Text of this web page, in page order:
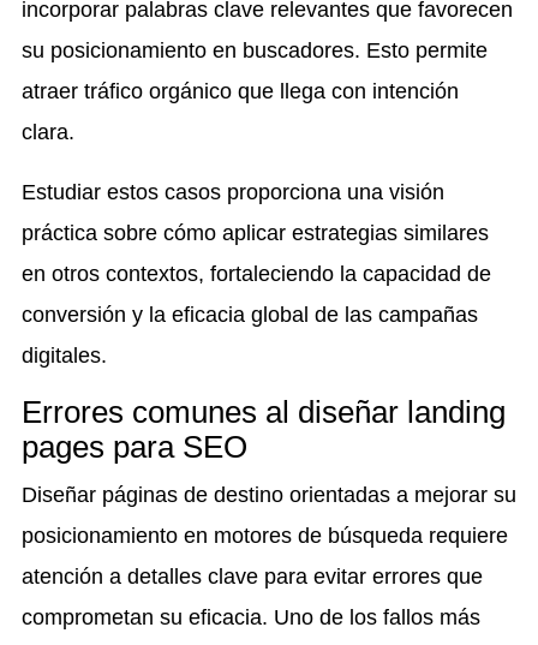
incorporar palabras clave relevantes que favorecen
su posicionamiento en buscadores. Esto permite
atraer tráfico orgánico que llega con intención
clara.
Estudiar estos casos proporciona una visión
práctica sobre cómo aplicar estrategias similares
en otros contextos, fortaleciendo la capacidad de
conversión y la eficacia global de las campañas
digitales.
Errores comunes al diseñar landing
pages para SEO
Diseñar páginas de destino orientadas a mejorar su
posicionamiento en motores de búsqueda requiere
atención a detalles clave para evitar errores que
comprometan su eficacia. Uno de los fallos más